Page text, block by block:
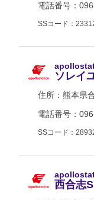
電話番号：
SSコード：
ソレイ
住所： 熊本県
電話番号：
SSコード：
西合志